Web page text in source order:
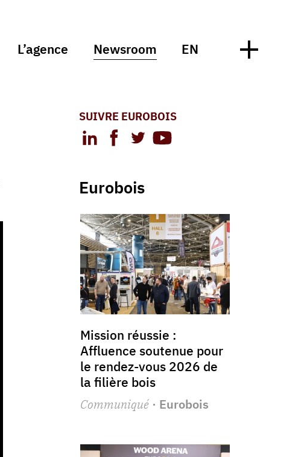
L’agence Newsroom EN
SUIVRE EUROBOIS
Eurobois
Mission réussie :
Affluence soutenue pour
le rendez-vous 2026 de
la filière bois
Communiqué· Eurobois